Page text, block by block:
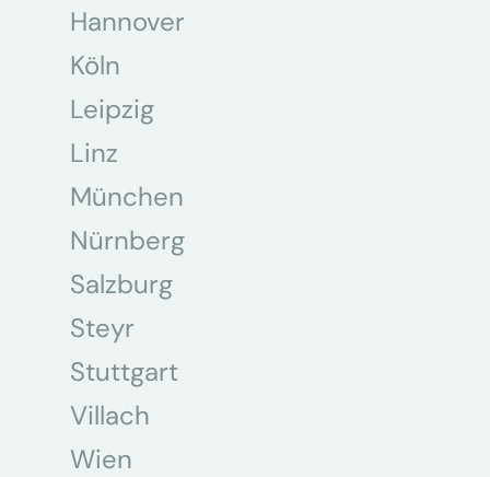
Hannover
Köln
Leipzig
Linz
München
Nürnberg
Salzburg
Steyr
Stuttgart
Villach
Wien